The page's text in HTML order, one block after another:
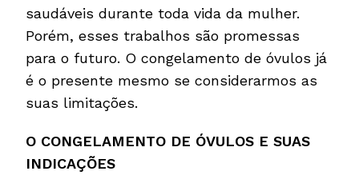
saudáveis durante toda vida da mulher.
Porém, esses trabalhos são promessas
para o futuro. O congelamento de óvulos já
é o presente mesmo se considerarmos as
suas limitações.
O CONGELAMENTO DE ÓVULOS E SUAS
INDICAÇÕES